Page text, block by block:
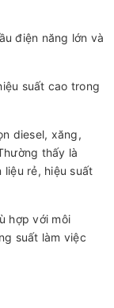
điện năng lớn và
suất cao trong
diesel, xăng,
thấy là
liệu rẻ, hiệu suất
hợp với môi
suất làm việc